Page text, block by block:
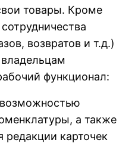
товары. Кроме
возвратов и т.д.)
функционал:
а также
карточек